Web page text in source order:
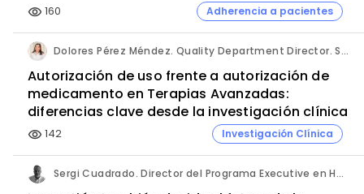
visibility 160 Adherencia a pacientes
Dolores Pérez Méndez. Quality Department Director. Sermes CRO.
Autorización de uso frente a autorización de
medicamento en Terapias Avanzadas:
diferencias clave desde la investigación clínica
visibility 142 Investigación Clínica
Sergi Cuadrado. Director del Programa Executive en Habilidades Directivas y Gestión en Investigación Clínica e Innovación Sanitaria (Cesif).